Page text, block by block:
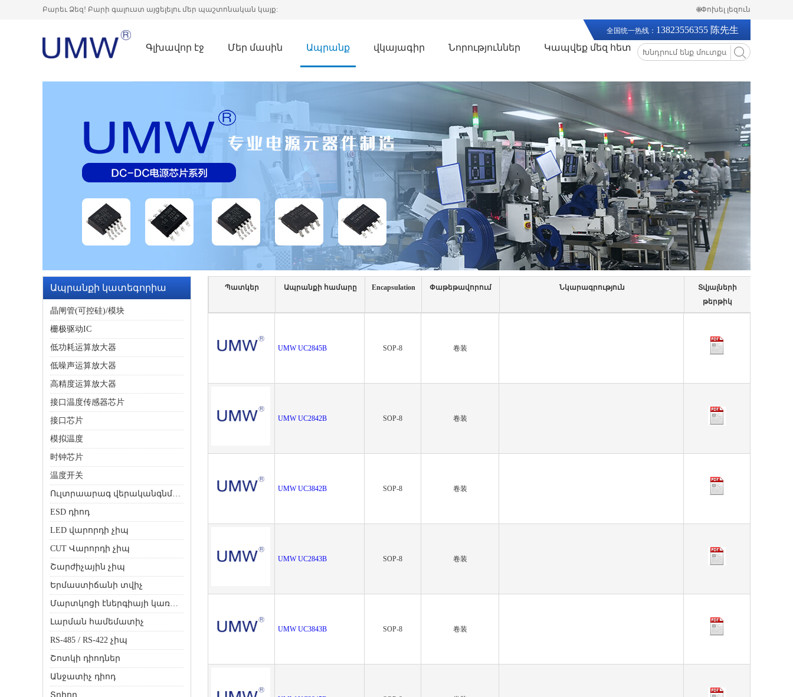
Բարեւ Ձեզ! Բարի գալուստ այցելելու մեր պաշտոնական կայք: 🌐Փոխել լեզուն
Գլխավոր էջ Մեր մասին Ապրանք վկայագիր Նորություններ Կապվեք մեզ հետ
全国统一热线： 13823556355 陈先生
Ապրանքի կատեգորիա
晶闸管(可控硅)/模块
栅极驱动IC
低功耗运算放大器
低噪声运算放大器
高精度运算放大器
接口温度传感器芯片
接口芯片
模拟温度
时钟芯片
温度开关
Ուլտրաարագ վերականգնման դիոդ
ESD դիոդ
LED վարորդի չիպ
CUT Վարորդի չիպ
Շարժիչային չիպ
Երմաստիճանի տվիչ
Մարտկոցի էներգիայի կառավարման չիպ
Լարման համեմատիչ
RS-485 / RS-422 չիպ
Շոտկի դիոդներ
Անջատիչ դիոդ
Տրիոդ
Պատկեր Ապրանքի համարը Encapsulation Փաթեթավորում Նկարագրություն
Տվյալների
թերթիկ
UMW UC2845B SOP-8 卷装
UMW UC2842B SOP-8 卷装
UMW UC3842B SOP-8 卷装
UMW UC2843B SOP-8 卷装
UMW UC3843B SOP-8 卷装